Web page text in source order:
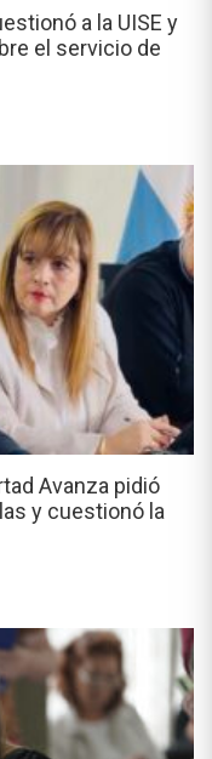
a la UISE y
el servicio de
Avanza pidió
y cuestionó la